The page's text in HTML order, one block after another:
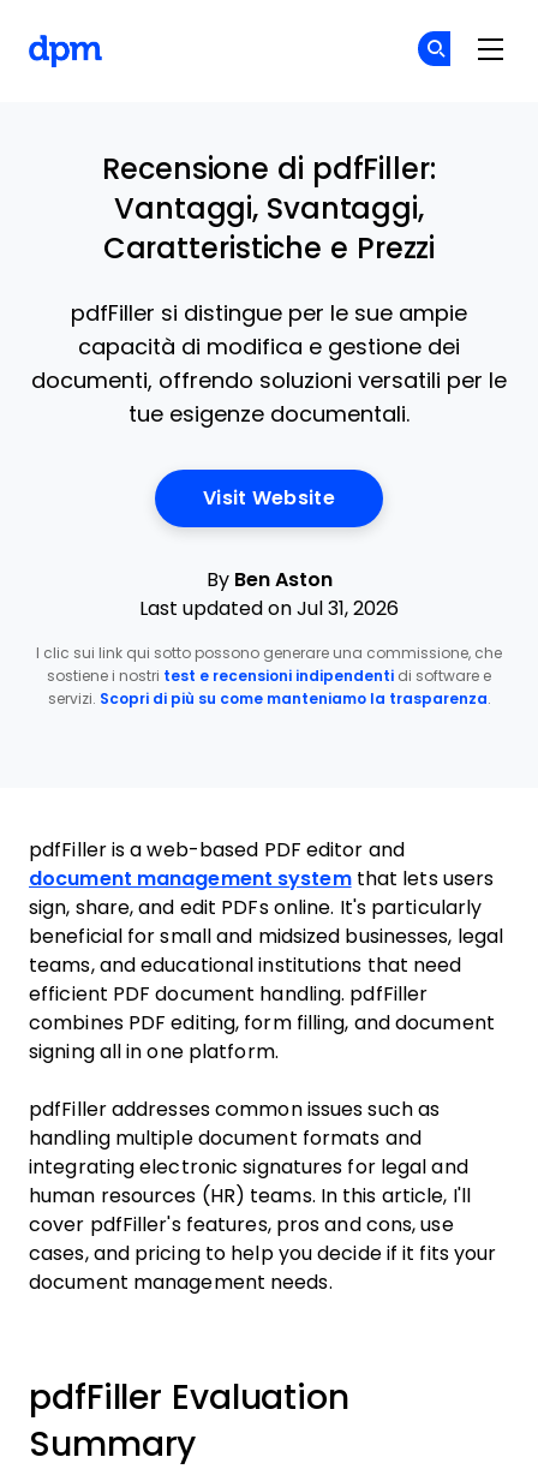
Recensione di pdfFiller:
Vantaggi, Svantaggi,
Caratteristiche e Prezzi
pdfFiller si distingue per le sue ampie
capacità di modifica e gestione dei
documenti, offrendo soluzioni versatili per le
tue esigenze documentali.
Visit WebsiteOpens New Window
By Ben Aston
Last updated on Jul 31, 2026
I clic sui link qui sotto possono generare una commissione, che
sostiene i nostri test e recensioni indipendenti di software e
servizi. Scopri di più su come manteniamo la trasparenza.
pdfFiller is a web-based PDF editor and
document management systemthat lets users
sign, share, and edit PDFs online. It's particularly
beneficial for small and midsized businesses, legal
teams, and educational institutions that need
efficient PDF document handling. pdfFiller
combines PDF editing, form filling, and document
signing all in one platform.
pdfFiller addresses common issues such as
handling multiple document formats and
integrating electronic signatures for legal and
human resources (HR) teams. In this article, I'll
cover pdfFiller's features, pros and cons, use
cases, and pricing to help you decide if it fits your
document management needs.
pdfFiller Evaluation
Summary